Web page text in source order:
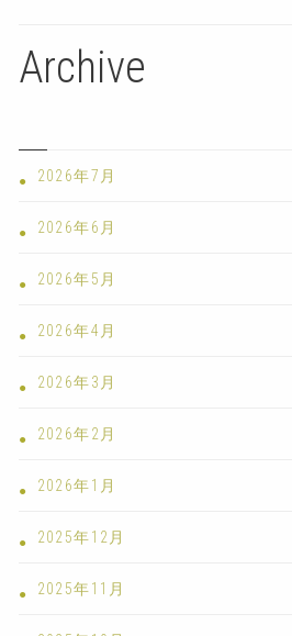
Archive
2026年7月
2026年6月
2026年5月
2026年4月
2026年3月
2026年2月
2026年1月
2025年12月
2025年11月